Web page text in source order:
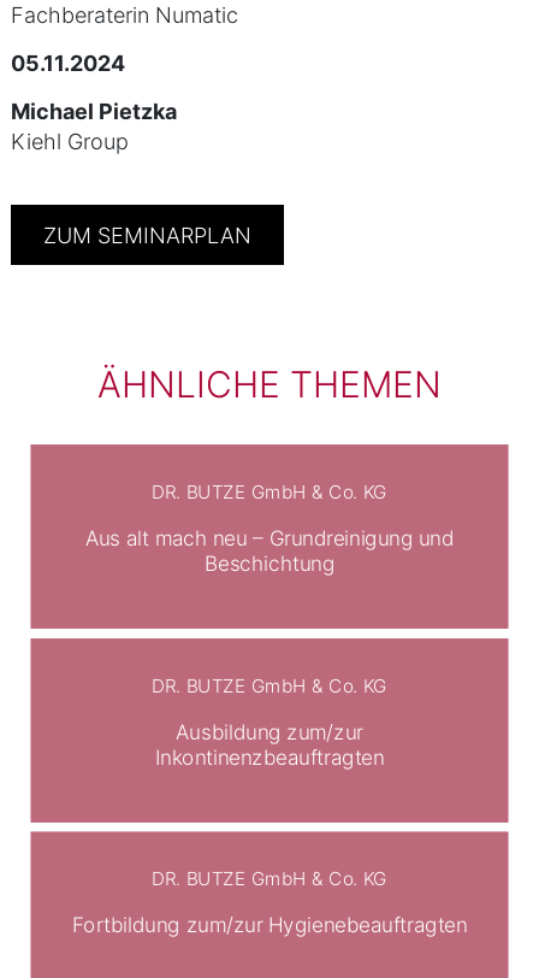
Fachberaterin Numatic
05.11.2024
Michael Pietzka
Kiehl Group
ZUM SEMINARPLAN
ÄHNLICHE THEMEN
DR. BUTZE GmbH & Co. KG
Aus alt mach neu – Grundreinigung und
Beschichtung
DR. BUTZE GmbH & Co. KG
Ausbildung zum/zur
Inkontinenzbeauftragten
DR. BUTZE GmbH & Co. KG
Fortbildung zum/zur Hygienebeauftragten